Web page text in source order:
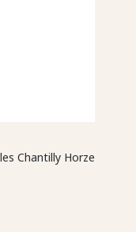
Chantilly Horze